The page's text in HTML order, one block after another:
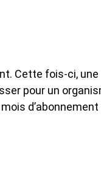
Cette fois-ci, une
pour un
d’abonnement